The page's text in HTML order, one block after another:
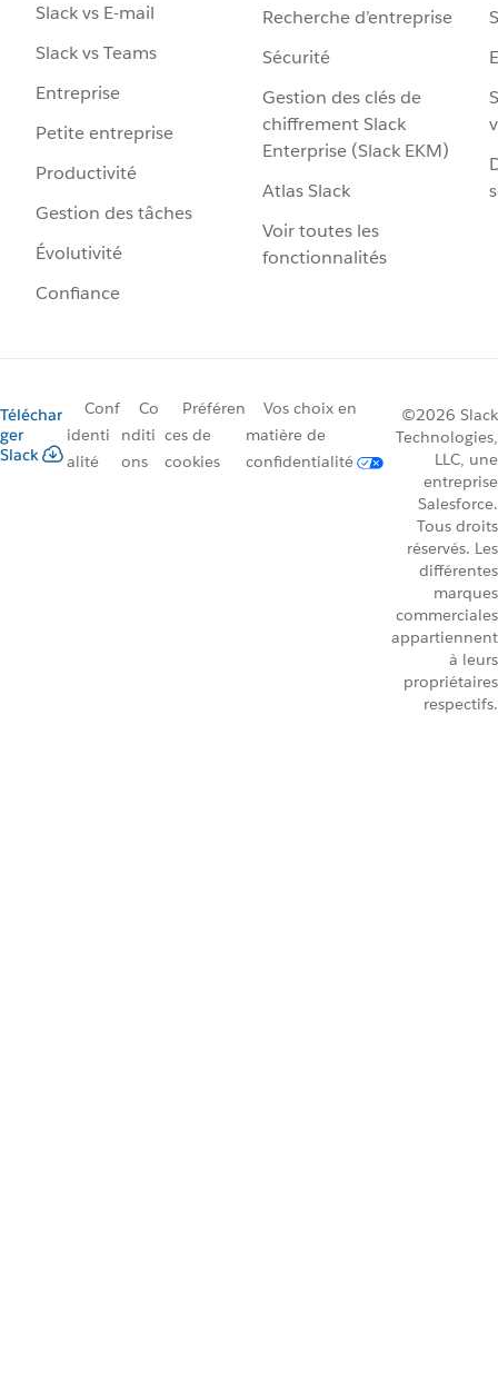
Slack vs E-mail
Slack vs Teams
Entreprise
Petite entreprise
Productivité
Gestion des tâches
Évolutivité
Confiance
Recherche d’entreprise
Sécurité
Gestion des clés de
chiffrement Slack
Enterprise (Slack EKM)
Atlas Slack
Voir toutes les
fonctionnalités
Téléchar
ger
Slack
Conf
identi
alité
Co
nditi
ons
Préféren
ces de
cookies
Vos choix en
matière de
confidentialité
©2026 Slack
Technologies,
LLC, une
entreprise
Salesforce.
Tous droits
réservés. Les
différentes
marques
commerciales
appartiennent
à leurs
propriétaires
respectifs.